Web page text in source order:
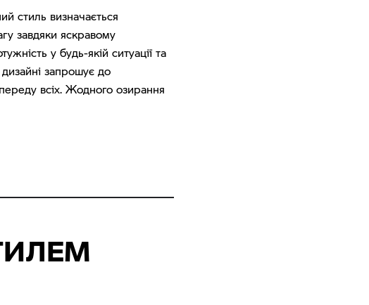
стиль визначається
завдяки яскравому
у будь-якій ситуації та
запрошує до
всіх. Жодного озирання